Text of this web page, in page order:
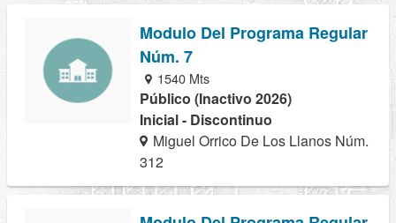
Modulo Del Programa Regular
Núm. 7
1540 Mts
Público (Inactivo 2026)
Inicial - Discontinuo
Miguel Orrico De Los Llanos Núm.
312